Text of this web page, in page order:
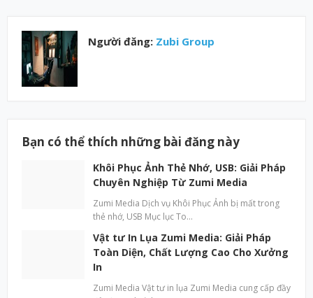
Người đăng: Zubi Group
Bạn có thể thích những bài đăng này
Khôi Phục Ảnh Thẻ Nhớ, USB: Giải Pháp
Chuyên Nghiệp Từ Zumi Media
Zumi Media Dịch vụ Khôi Phục Ảnh bị mất trong
thẻ nhớ, USB Mục lục To…
Vật tư In Lụa Zumi Media: Giải Pháp
Toàn Diện, Chất Lượng Cao Cho Xưởng
In
Zumi Media Vật tư in lụa Zumi Media cung cấp đầy